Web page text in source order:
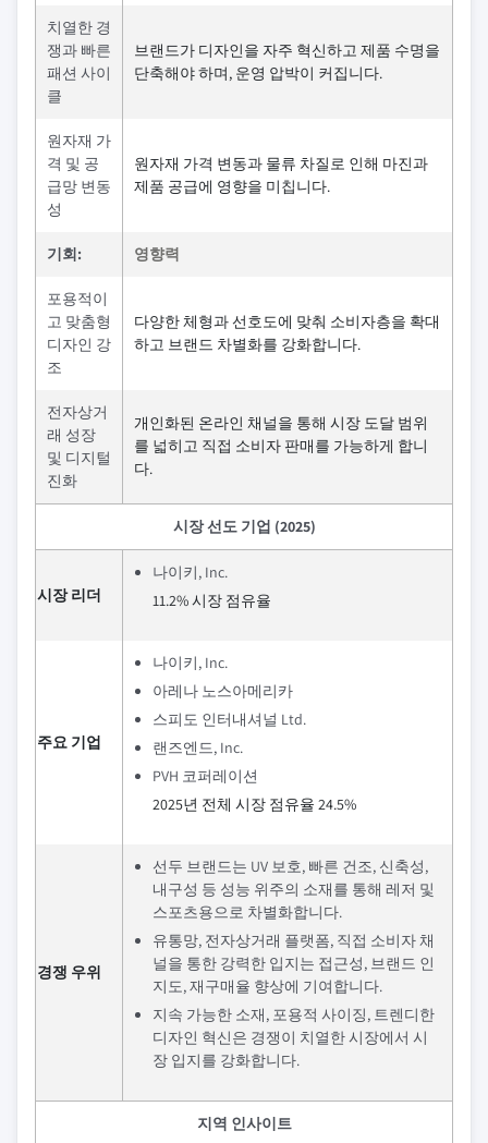
치열한 경
쟁과 빠른
패션 사이
클
브랜드가 디자인을 자주 혁신하고 제품 수명을
단축해야 하며, 운영 압박이 커집니다.
원자재 가
격 및 공
급망 변동
성
원자재 가격 변동과 물류 차질로 인해 마진과
제품 공급에 영향을 미칩니다.
기회: 영향력
포용적이
고 맞춤형
디자인 강
조
다양한 체형과 선호도에 맞춰 소비자층을 확대
하고 브랜드 차별화를 강화합니다.
전자상거
래 성장
및 디지털
진화
개인화된 온라인 채널을 통해 시장 도달 범위
를 넓히고 직접 소비자 판매를 가능하게 합니
다.
시장 선도 기업 (2025)
시장 리더
나이키, Inc.
11.2% 시장 점유율
주요 기업
나이키, Inc.
아레나 노스아메리카
스피도 인터내셔널 Ltd.
랜즈엔드, Inc.
PVH 코퍼레이션
2025년 전체 시장 점유율 24.5%
경쟁 우위
선두 브랜드는 UV 보호, 빠른 건조, 신축성,
내구성 등 성능 위주의 소재를 통해 레저 및
스포츠용으로 차별화합니다.
유통망, 전자상거래 플랫폼, 직접 소비자 채
널을 통한 강력한 입지는 접근성, 브랜드 인
지도, 재구매율 향상에 기여합니다.
지속 가능한 소재, 포용적 사이징, 트렌디한
디자인 혁신은 경쟁이 치열한 시장에서 시
장 입지를 강화합니다.
지역 인사이트